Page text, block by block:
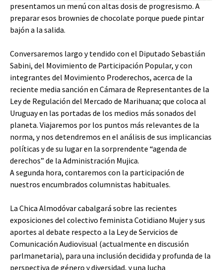
presentamos un menú con altas dosis de progresismo. A
preparar esos brownies de chocolate porque puede pintar
bajón a la salida.
Conversaremos largo y tendido con el Diputado Sebastián
Sabini, del Movimiento de Participación Popular, y con
integrantes del Movimiento Proderechos, acerca de la
reciente media sanción en Cámara de Representantes de la
Ley de Regulación del Mercado de Marihuana; que coloca al
Uruguay en las portadas de los medios más sonados del
planeta. Viajaremos por los puntos más relevantes de la
norma, y nos detendremos en el análisis de sus implicancias
políticas y de su lugar en la sorprendente “agenda de
derechos” de la Administración Mujica.
A segunda hora, contaremos con la participación de
nuestros encumbrados columnistas habituales.
La Chica Almodóvar cabalgará sobre las recientes
exposiciones del colectivo feminista Cotidiano Mujer y sus
aportes al debate respecto a la Ley de Servicios de
Comunicación Audiovisual (actualmente en discusión
parlmanetaria), para una inclusión decidida y profunda de la
perspectiva de género y diversidad, y una lucha